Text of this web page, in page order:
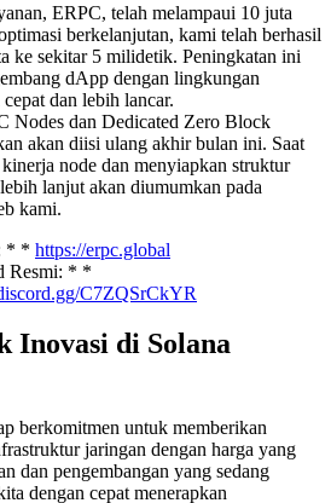
ERPC, telah melampaui 10 juta
berkelanjutan, kami telah berhasil
ke sekitar 5 milidetik. Peningkatan ini
dApp dengan lingkungan
dan lebih lancar.
Nodes dan Dedicated Zero Block
akan diisi ulang akhir bulan ini. Saat
node dan menyiapkan struktur
lanjut akan diumumkan pada
kami.
* * https://erpc.global
Resmi: * *
C7ZQSrCkYR
Inovasi di Solana
berkomitmen untuk memberikan
jaringan dengan harga yang
dan pengembangan yang sedang
dengan cepat menerapkan